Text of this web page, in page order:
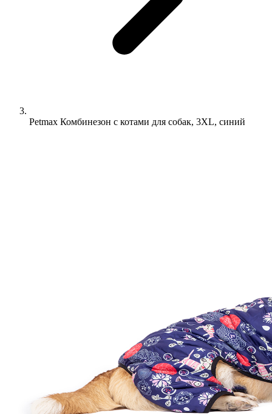
Petmax Комбинезон с котами для собак, 3XL, синий